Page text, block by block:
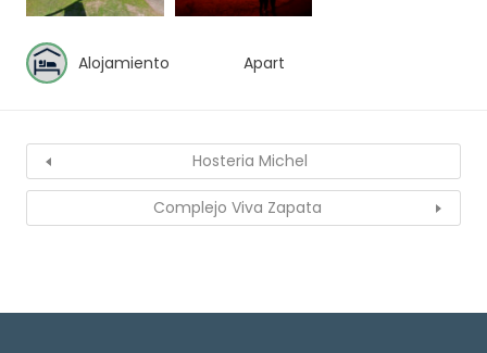
Alojamiento Apart
Hosteria Michel
Complejo Viva Zapata